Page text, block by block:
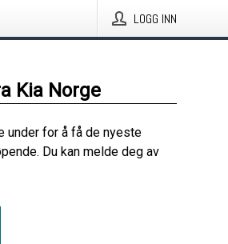
LOGG INN
Kia Norge
under for å få de nyeste
Du kan melde deg av